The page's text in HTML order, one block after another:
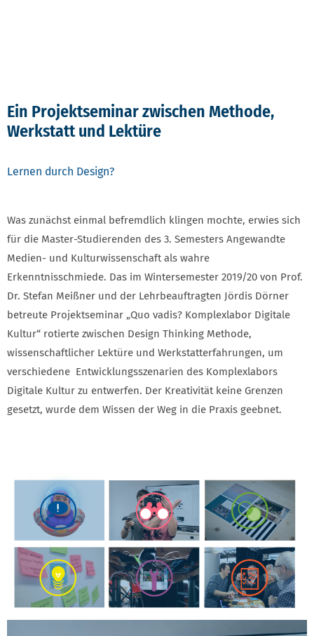
Ein Projektseminar zwischen Methode,
Werkstatt und Lektüre
Lernen durch Design?
Was zunächst einmal befremdlich klingen mochte, erwies sich
für die Master-Studierenden des 3. Semesters Angewandte
Medien- und Kulturwissenschaft als wahre
Erkenntnisschmiede. Das im Wintersemester 2019/20 von Prof.
Dr. Stefan Meißner und der Lehrbeauftragten Jördis Dörner
betreute Projektseminar „Quo vadis? Komplexlabor Digitale
Kultur“ rotierte zwischen Design Thinking Methode,
wissenschaftlicher Lektüre und Werkstatterfahrungen, um
verschiedene Entwicklungsszenarien des Komplexlabors
Digitale Kultur zu entwerfen. Der Kreativität keine Grenzen
gesetzt, wurde dem Wissen der Weg in die Praxis geebnet.